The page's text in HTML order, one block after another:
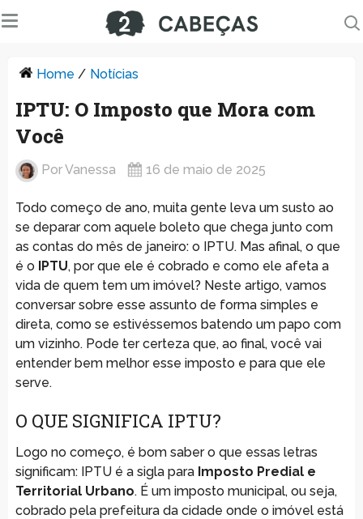
Home / Notícias
IPTU: O Imposto que Mora com
Você
PorVanessa 16 de maio de 2025
Todo começo de ano, muita gente leva um susto ao
se deparar com aquele boleto que chega junto com
as contas do mês de janeiro: o IPTU. Mas afinal, o que
é o IPTU, por que ele é cobrado e como ele afeta a
vida de quem tem um imóvel? Neste artigo, vamos
conversar sobre esse assunto de forma simples e
direta, como se estivéssemos batendo um papo com
um vizinho. Pode ter certeza que, ao final, você vai
entender bem melhor esse imposto e para que ele
serve.
O QUE SIGNIFICA IPTU?
Logo no começo, é bom saber o que essas letras
significam: IPTU é a sigla para Imposto Predial e
Territorial Urbano. É um imposto municipal, ou seja,
cobrado pela prefeitura da cidade onde o imóvel está